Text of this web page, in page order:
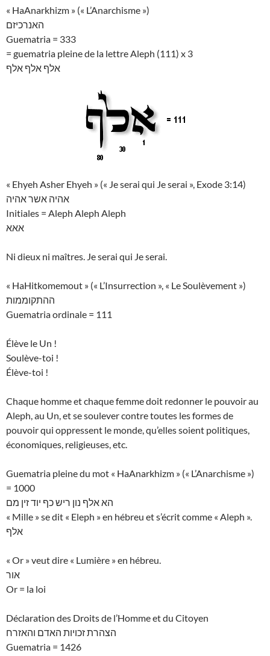
« HaAnarkhizm » (« L’Anarchisme »)
האנרכיזם
Guematria = 333
= guematria pleine de la lettre Aleph (111) x 3
אלף אלף אלף
« Ehyeh Asher Ehyeh » (« Je serai qui Je serai », Exode 3:14)
אהיה אשר אהיה
Initiales = Aleph Aleph Aleph
אאא
Ni dieux ni maîtres. Je serai qui Je serai.
« HaHitkomemout » (« L’Insurrection », « Le Soulèvement »)
ההתקוממות
Guematria ordinale = 111
Élève le Un !
Soulève-toi !
Élève-toi !
Chaque homme et chaque femme doit redonner le pouvoir au
Aleph, au Un, et se soulever contre toutes les formes de
pouvoir qui oppressent le monde, qu’elles soient politiques,
économiques, religieuses, etc.
Guematria pleine du mot « HaAnarkhizm » (« L’Anarchisme »)
= 1000
הא אלף נון ריש כף יוד זין מם
« Mille » se dit « Eleph » en hébreu et s’écrit comme « Aleph ».
אלף
« Or » veut dire « Lumière » en hébreu.
אור
Or = la loi
Déclaration des Droits de l’Homme et du Citoyen
הצהרת זכויות האדם והאזרח
Guematria = 1426